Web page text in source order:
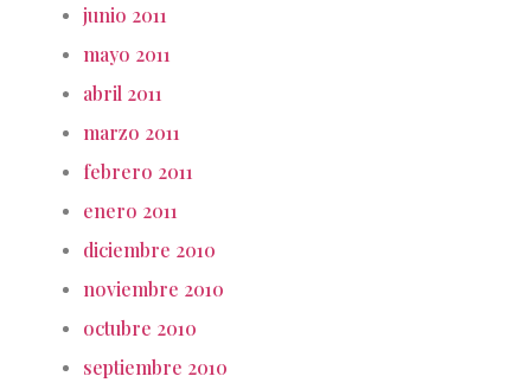
junio 2011
mayo 2011
abril 2011
marzo 2011
febrero 2011
enero 2011
diciembre 2010
noviembre 2010
octubre 2010
septiembre 2010